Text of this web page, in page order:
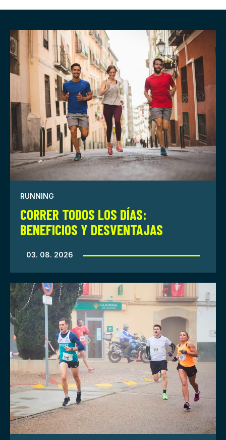
RUNNING
CORRER TODOS LOS DÍAS:
BENEFICIOS Y DESVENTAJAS
03. 08. 2026